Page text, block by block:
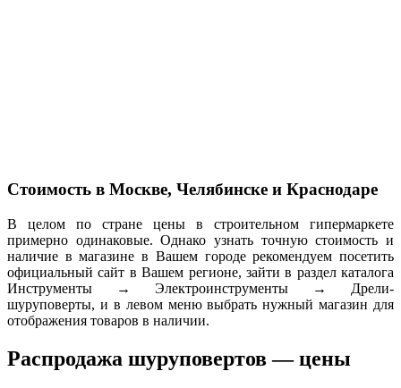
Стоимость в Москве, Челябинске и Краснодаре
В целом по стране цены в строительном гипермаркете
примерно одинаковые. Однако узнать точную стоимость и
наличие в магазине в Вашем городе рекомендуем посетить
официальный сайт в Вашем регионе, зайти в раздел каталога
Инструменты → Электроинструменты → Дрели-
шуруповерты, и в левом меню выбрать нужный магазин для
отображения товаров в наличии.
Распродажа шуруповертов — цены